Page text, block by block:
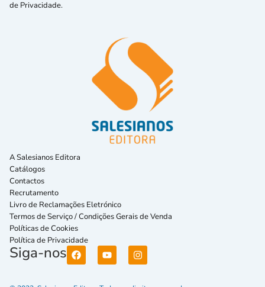
de Privacidade.
A Salesianos Editora
Catálogos
Contactos
Recrutamento
Livro de Reclamações Eletrónico
Termos de Serviço / Condições Gerais de Venda
Políticas de Cookies
Política de Privacidade
Siga-nos